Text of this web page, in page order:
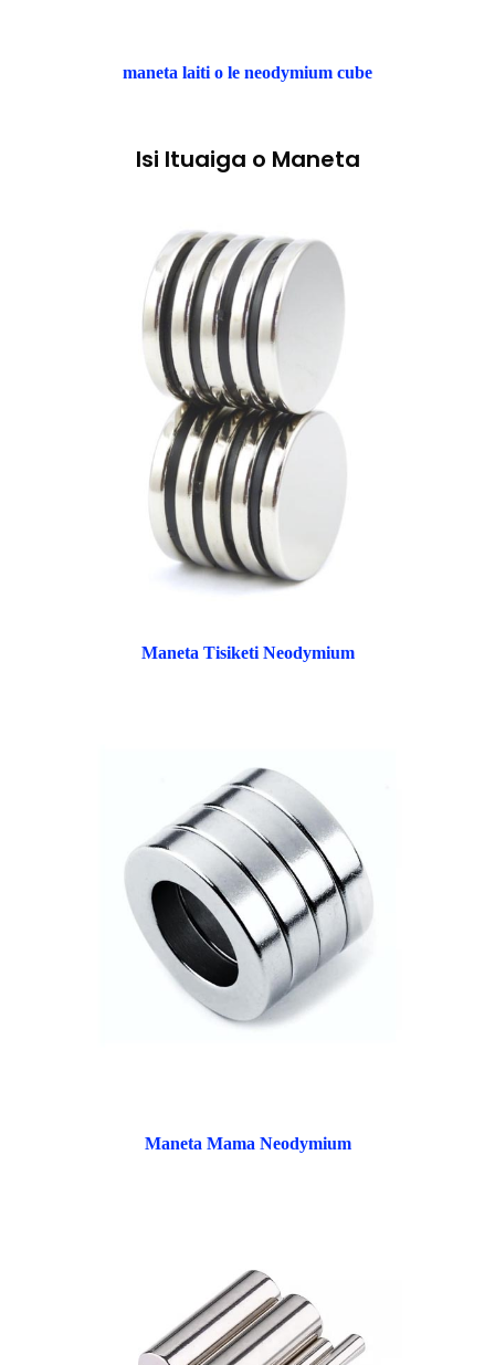
maneta laiti o le neodymium cube
Isi Ituaiga o Maneta
Maneta Tisiketi Neodymium
Maneta Mama Neodymium